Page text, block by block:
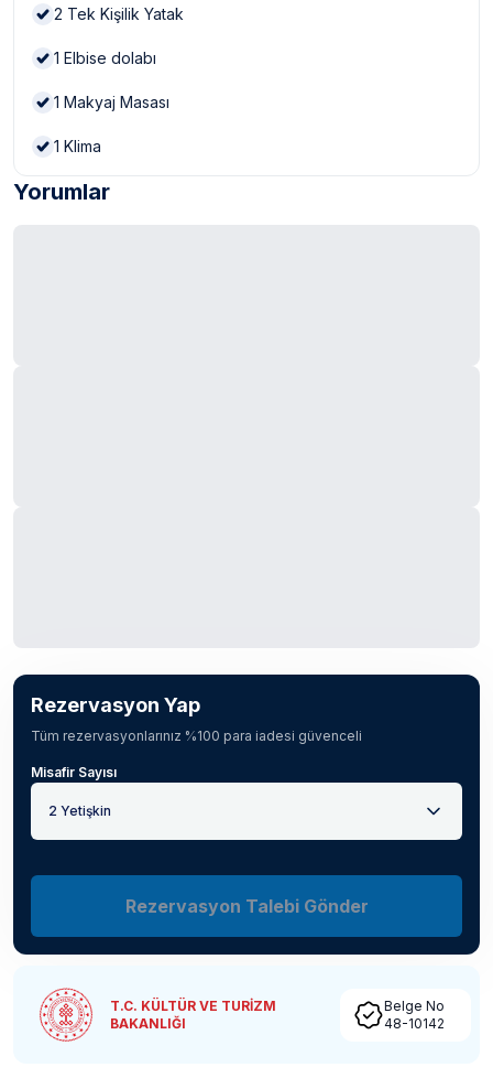
2 Tek Kişilik Yatak
1 Elbise dolabı
1 Makyaj Masası
1 Klima
Yorumlar
Rezervasyon Yap
Tüm rezervasyonlarınız %100 para iadesi güvenceli
Misafir Sayısı
2 Yetişkin
Rezervasyon Talebi Gönder
T.C. KÜLTÜR VE TURİZM
BAKANLIĞI
Belge No
48-10142